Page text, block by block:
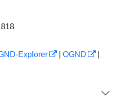
Explorer OGND